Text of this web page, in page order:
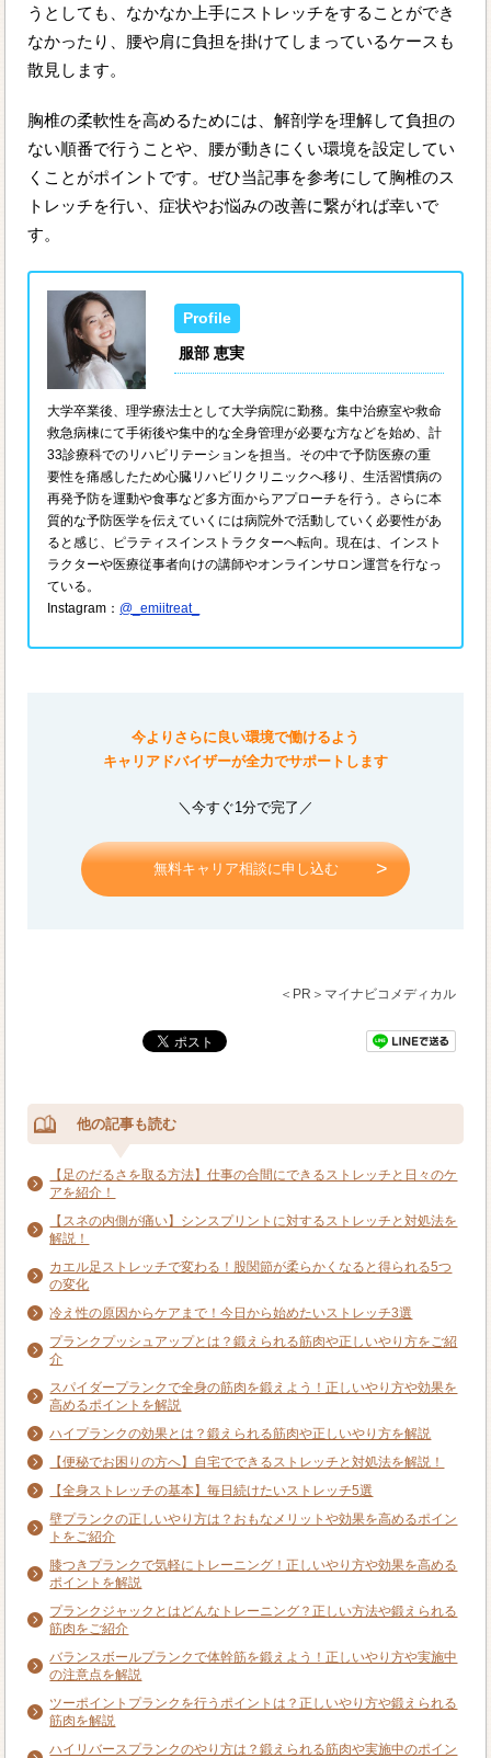
うとしても、なかなか上手にストレッチをすることができ
なかったり、腰や肩に負担を掛けてしまっているケースも
散見します。
胸椎の柔軟性を高めるためには、解剖学を理解して負担の
ない順番で行うことや、腰が動きにくい環境を設定してい
くことがポイントです。ぜひ当記事を参考にして胸椎のス
トレッチを行い、症状やお悩みの改善に繋がれば幸いで
す。
服部 恵実
大学卒業後、理学療法士として大学病院に勤務。集中治療室や救命
救急病棟にて手術後や集中的な全身管理が必要な方などを始め、計
33診療科でのリハビリテーションを担当。その中で予防医療の重
要性を痛感したため心臓リハビリクリニックへ移り、生活習慣病の
再発予防を運動や食事など多方面からアプローチを行う。さらに本
質的な予防医学を伝えていくには病院外で活動していく必要性があ
ると感じ、ピラティスインストラクターへ転向。現在は、インスト
ラクターや医療従事者向けの講師やオンラインサロン運営を行なっ
ている。
Instagram： @_emiitreat_
今よりさらに良い環境で働けるよう
キャリアドバイザーが全力でサポートします
＼今すぐ1分で完了／
無料キャリア相談に申し込む
＜PR＞マイナビコメディカル
他の記事も読む
【足のだるさを取る方法】仕事の合間にできるストレッチと日々のケ
アを紹介！
【スネの内側が痛い】シンスプリントに対するストレッチと対処法を
解説！
カエル足ストレッチで変わる！股関節が柔らかくなると得られる5つ
の変化
冷え性の原因からケアまで！今日から始めたいストレッチ3選
プランクプッシュアップとは？鍛えられる筋肉や正しいやり方をご紹
介
スパイダープランクで全身の筋肉を鍛えよう！正しいやり方や効果を
高めるポイントを解説
ハイプランクの効果とは？鍛えられる筋肉や正しいやり方を解説
【便秘でお困りの方へ】自宅でできるストレッチと対処法を解説！
【全身ストレッチの基本】毎日続けたいストレッチ5選
壁プランクの正しいやり方は？おもなメリットや効果を高めるポイン
トをご紹介
膝つきプランクで気軽にトレーニング！正しいやり方や効果を高める
ポイントを解説
プランクジャックとはどんなトレーニング？正しい方法や鍛えられる
筋肉をご紹介
バランスボールプランクで体幹筋を鍛えよう！正しいやり方や実施中
の注意点を解説
ツーポイントプランクを行うポイントは？正しいやり方や鍛えられる
筋肉を解説
ハイリバースプランクのやり方は？鍛えられる筋肉や実施中のポイン